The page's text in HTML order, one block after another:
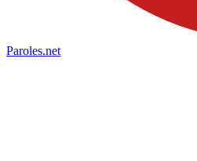
Paroles.net